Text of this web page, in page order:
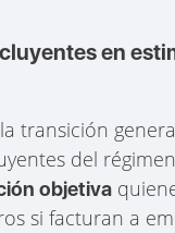
en
transición
del
objetiva
si facturan a